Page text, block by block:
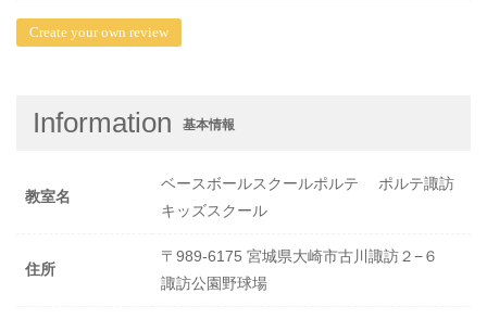
Create your own review
Information 基本情報
教室名
ベースボールスクールポルテ ポルテ諏訪
キッズスクール
住所
〒989-6175 宮城県大崎市古川諏訪２−６
諏訪公園野球場